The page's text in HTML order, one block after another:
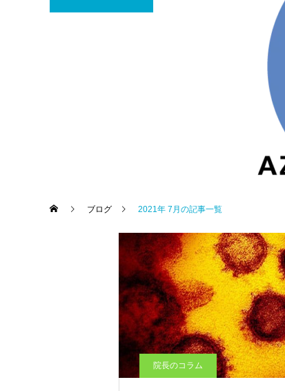
睡眠障害内科
尿酸値・痛風への対策
「鼻の日」鼻の健康を見直
ブログ 2021年 7月の記事一覧
院長のコラム